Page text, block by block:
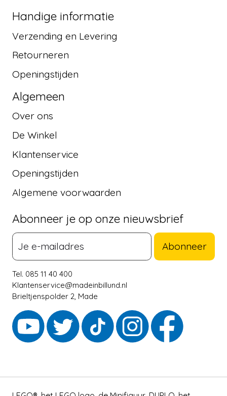
Handige informatie
Verzending en Levering
Retourneren
Openingstijden
Algemeen
Over ons
De Winkel
Klantenservice
Openingstijden
Algemene voorwaarden
Abonneer je op onze nieuwsbrief
Abonneer
Tel. 085 11 40 400
Klantenservice@madeinbillund.nl
Brieltjenspolder 2, Made